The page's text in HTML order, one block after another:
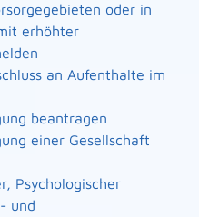
oder in
erhöhter
an Aufenthalte im
beantragen
einer Gesellschaft
Psychologischer
und